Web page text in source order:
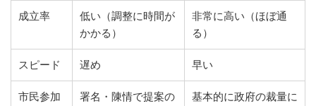
成立率
低い（調整に時間が
かかる）
非常に高い（ほぼ通
る）
スピード 遅め 早い
市民参加
署名・陳情で提案の
基本的に政府の裁量に